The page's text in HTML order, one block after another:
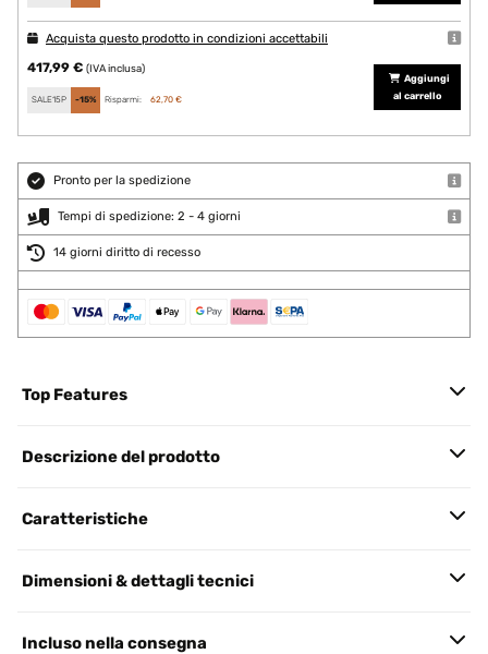
Acquista questo prodotto in condizioni accettabili
417,99 € (IVA inclusa)
SALE15P -15% Risparmi: 62,70 €
Aggiungi
al carrello
Pronto per la spedizione
Tempi di spedizione: 2 - 4 giorni
14 giorni diritto di recesso
Top Features
Descrizione del prodotto
Caratteristiche
Dimensioni & dettagli tecnici
Incluso nella consegna